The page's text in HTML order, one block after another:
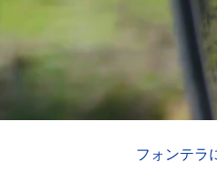
フォンテラ